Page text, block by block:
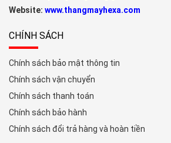
Website: www.thangmayhexa.com
CHÍNH SÁCH
Chính sách bảo mật thông tin
Chính sách vận chuyển
Chính sách thanh toán
Chính sách bảo hành
Chính sách đổi trả hàng và hoàn tiền